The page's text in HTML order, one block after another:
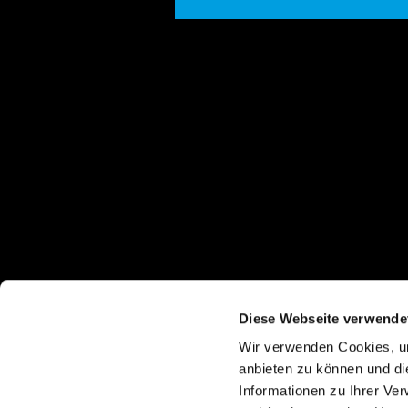
Diese Webseite
Wir verwenden Cookies,
anbieten zu können und
Informationen zu Ihrer